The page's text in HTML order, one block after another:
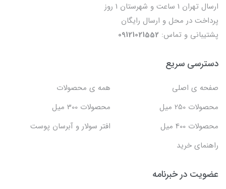
ارسال تهران 1 ساعت و شهرستان 1 روز
پرداخت در محل و ارسال رایگان
پشتیبانی و تماس: 09121021552
دسترسی سریع
صفحه ی اصلی
همه ی محصولات
محصولات 250 میل
محصولات 300 میل
محصولات 400 میل
افتر سولار و آبرسان پوست
راهنمای خرید
عضویت در خبرنامه